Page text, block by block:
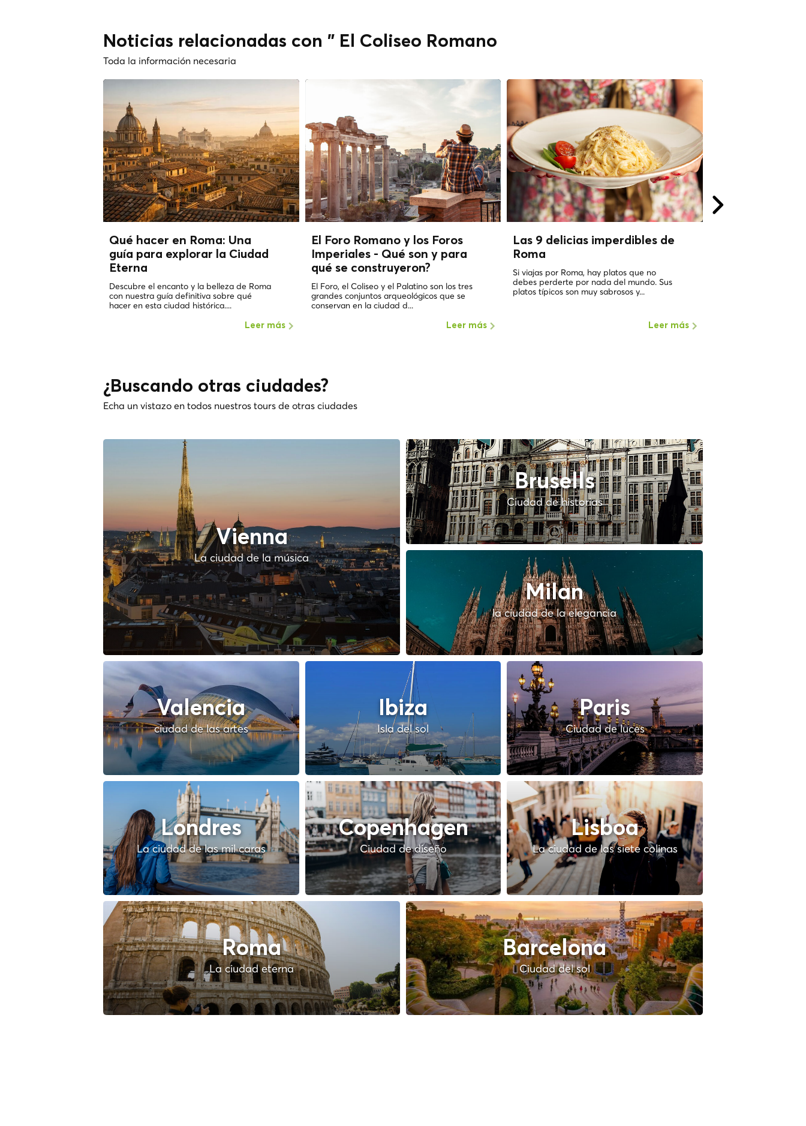
Noticias relacionadas con " El Coliseo Romano
Toda la información necesaria
Qué hacer en Roma: Una
guía para explorar la Ciudad
Eterna
Descubre el encanto y la belleza de Roma
con nuestra guía definitiva sobre qué
hacer en esta ciudad histórica....
Leer más
El Foro Romano y los Foros
Imperiales - Qué son y para
qué se construyeron?
El Foro, el Coliseo y el Palatino son los tres
grandes conjuntos arqueológicos que se
conservan en la ciudad d...
Leer más
Las 9 delicias imperdibles de
Roma
Si viajas por Roma, hay platos que no
debes perderte por nada del mundo. Sus
platos típicos son muy sabrosos y...
Leer más
¿Buscando otras ciudades?
Echa un vistazo en todos nuestros tours de otras ciudades
Vienna
La ciudad de la música
Brusells
Ciudad de historias
Milan
la ciudad de la elegancia
Valencia
ciudad de las artes
Ibiza
Isla del sol
Paris
Ciudad de luces
Londres
La ciudad de las mil caras
Copenhagen
Ciudad de diseño
Lisboa
La ciudad de las siete colinas
Roma
La ciudad eterna
Barcelona
Ciudad del sol